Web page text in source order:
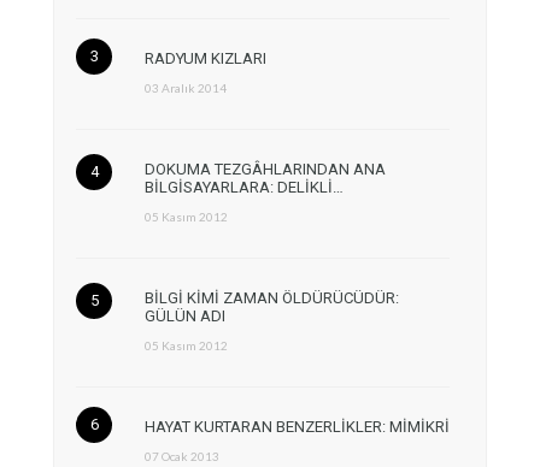
RADYUM KIZLARI
03 Aralık 2014
DOKUMA TEZGÂHLARINDAN ANA
BİLGİSAYARLARA: DELİKLİ…
05 Kasım 2012
BİLGİ KİMİ ZAMAN ÖLDÜRÜCÜDÜR:
GÜLÜN ADI
05 Kasım 2012
HAYAT KURTARAN BENZERLİKLER: MİMİKRİ
07 Ocak 2013